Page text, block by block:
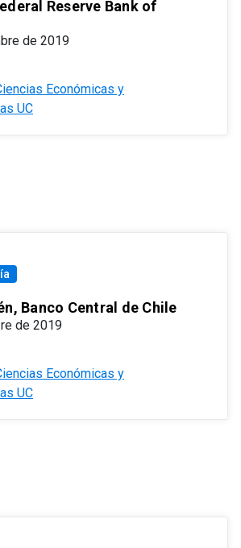
Reserve Bank of
de 2019
Económicas y
UC
Banco Central de Chile
de 2019
Económicas y
UC